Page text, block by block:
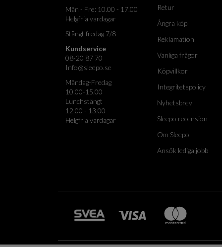
Mån - Fre: 10.00 - 17.00
Helgfria vardagar
Stängt fredag 7/8
Kundservice
08-20 87 70
Info@sleepo.se
Måndag-Fredag
10.00-15.00
Lunchstängt
12.00 - 13.00
Helgfria vardagar
Retur
Ångra köp
Reklamation
Vanliga frågor
Köpvillkor
Integritetspolicy
Nyhetsbrev
Sleepo recension
Om Sleepo
Ansök lediga jobb